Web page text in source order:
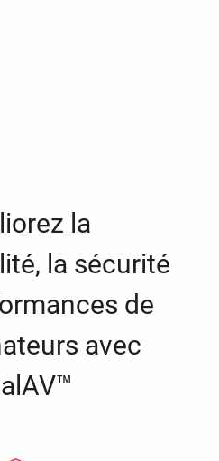
la
la sécurité
de
avec